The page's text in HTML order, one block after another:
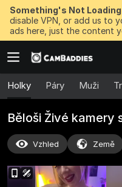
Something's Not
disable VPN, or add us to
ads here, just the content
Holky Páry Muži
Běloši Živé kamery
Vzhled Země